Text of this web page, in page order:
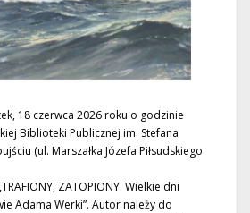
18 czerwca 2026 roku o godzinie
Biblioteki Publicznej im. Stefana
(ul. Marszałka Józefa Piłsudskiego
ZATOPIONY. Wielkie dni
Adama Werki”. Autor należy do